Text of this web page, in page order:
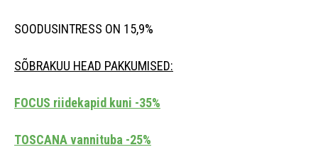
SOODUSINTRESS ON 15,9%
SÕBRAKUU HEAD PAKKUMISED:
FOCUS riidekapid kuni -35%
TOSCANA vannituba -25%